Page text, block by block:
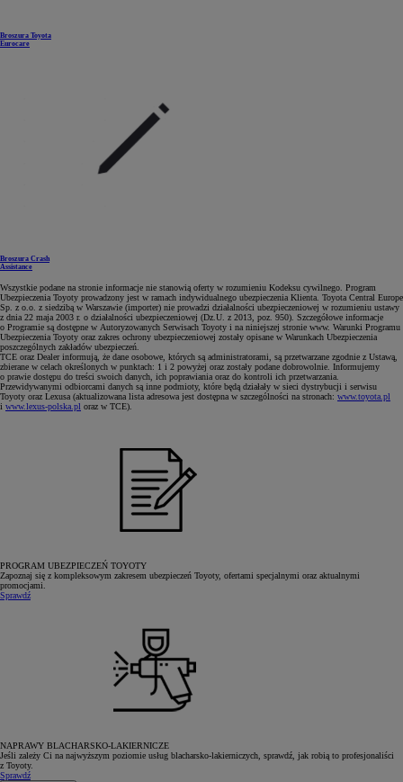
Broszura Toyota
Eurocare
Broszura Crash
Assistance
Wszystkie podane na stronie informacje nie stanowią oferty w rozumieniu Kodeksu cywilnego. Program
Ubezpieczenia Toyoty prowadzony jest w ramach indywidualnego ubezpieczenia Klienta. Toyota Central Europe
Sp. z o.o. z siedzibą w Warszawie (importer) nie prowadzi działalności ubezpieczeniowej w rozumieniu ustawy
z dnia 22 maja 2003 r. o działalności ubezpieczeniowej (Dz.U. z 2013, poz. 950). Szczegółowe informacje
o Programie są dostępne w Autoryzowanych Serwisach Toyoty i na niniejszej stronie www. Warunki Programu
Ubezpieczenia Toyoty oraz zakres ochrony ubezpieczeniowej zostały opisane w Warunkach Ubezpieczenia
poszczególnych zakładów ubezpieczeń.
TCE oraz Dealer informują, że dane osobowe, których są administratorami, są przetwarzane zgodnie z Ustawą,
zbierane w celach określonych w punktach: 1 i 2 powyżej oraz zostały podane dobrowolnie. Informujemy
o prawie dostępu do treści swoich danych, ich poprawiania oraz do kontroli ich przetwarzania.
Przewidywanymi odbiorcami danych są inne podmioty, które będą działały w sieci dystrybucji i serwisu
Toyoty oraz Lexusa (aktualizowana lista adresowa jest dostępna w szczególności na stronach: www.toyota.pl
i www.lexus-polska.pl oraz w TCE).
PROGRAM UBEZPIECZEŃ TOYOTY
Zapoznaj się z kompleksowym zakresem ubezpieczeń Toyoty, ofertami specjalnymi oraz aktualnymi
promocjami.
Sprawdź
NAPRAWY BLACHARSKO-LAKIERNICZE
Jeśli zależy Ci na najwyższym poziomie usług blacharsko-lakierniczych, sprawdź, jak robią to profesjonaliści
z Toyoty.
Sprawdź